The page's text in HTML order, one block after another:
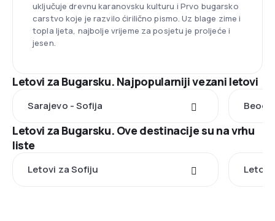
uključuje drevnu karanovsku kulturu i Prvo bugarsko
carstvo koje je razvilo ćirilično pismo. Uz blage zime i
topla ljeta, najbolje vrijeme za posjetu je proljeće i
jesen.
Letovi za Bugarsku. Najpopularniji vezani letovi
Sarajevo - Sofija
Letovi za Bugarsku. Ove destinacije su na vrhu
liste
Letovi za Sofiju Letovi